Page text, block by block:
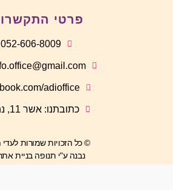
פרטי התקשרות
052-606-8009
adi.info.office@gmail.com
facebook.com/adioffice
כתובתנו: אשר 11, נתניה
© כל הזכויות שמורות לעדי מלול
נבנה ע"י תנופה בניית אתרים